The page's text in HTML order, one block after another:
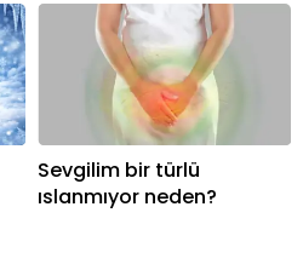
Sevgilim bir türlü
ıslanmıyor neden?